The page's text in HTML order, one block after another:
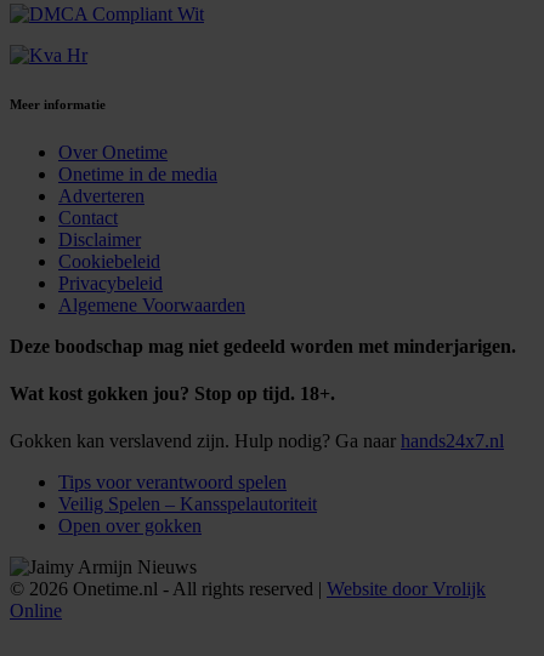
Meer informatie
Over Onetime
Onetime in de media
Adverteren
Contact
Disclaimer
Cookiebeleid
Privacybeleid
Algemene Voorwaarden
Deze boodschap mag niet gedeeld worden met minderjarigen.
Wat kost gokken jou? Stop op tijd. 18+.
Gokken kan verslavend zijn. Hulp nodig? Ga naar hands24x7.nl
Tips voor verantwoord spelen
Veilig Spelen – Kansspelautoriteit
Open over gokken
© 2026 Onetime.nl - All rights reserved | Website door Vrolijk
Online